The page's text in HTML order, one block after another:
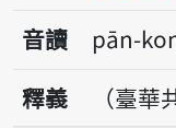
音讀
pān-
釋義
（臺華